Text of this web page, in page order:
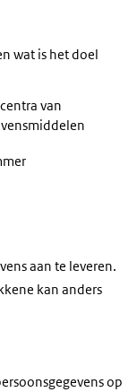
wat is het doel
van
aan te leveren.
kan anders
op